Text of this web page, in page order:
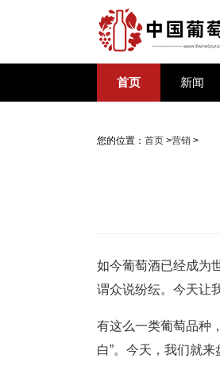
首页 新闻
您的位置： 首页 >营销 >
如今葡萄酒已经成为
谓众说纷纭。今天让
有这么一类葡萄品种
白”。今天，我们就来